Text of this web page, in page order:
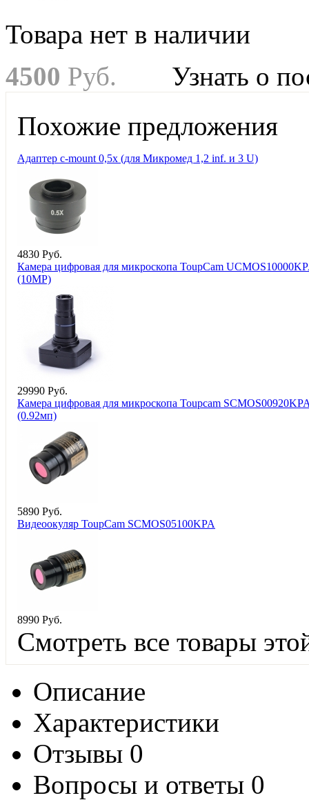
Товара нет в наличии
4500 Руб.
Узнать о
Похожие предложения
Адаптер c-mount 0,5х (для Микромед 1,2 inf. и 3 U)
4830 Руб.
Камера цифровая для микроскопа ToupCam
(10MP)
29990 Руб.
Камера цифровая для микроскопа Toupcam
(0.92мп)
5890 Руб.
Видеоокуляр ToupCam SCMOS05100KPA
8990 Руб.
Смотреть все товары
Описание
Характеристики
Отзывы 0
Вопросы и ответы 0